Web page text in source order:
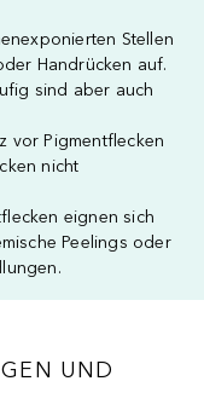
Stellen
Handrücken auf.
sind aber auch
vor Pigmentflecken
nicht
eignen sich
Peelings oder
UND